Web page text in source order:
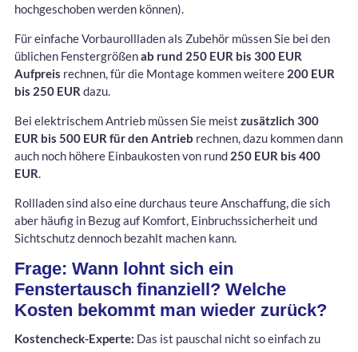
hochgeschoben werden können).
Für einfache Vorbaurollladen als Zubehör müssen Sie bei den
üblichen Fenstergrößenab rund 250 EUR bis 300 EUR
Aufpreis rechnen, für die Montage kommen weitere 200 EUR
bis 250 EUR dazu.
Bei elektrischem Antrieb müssen Sie meist zusätzlich 300
EUR bis 500 EUR für den Antrieb rechnen, dazu kommen dann
auch noch höhere Einbaukosten von rund 250 EUR bis 400
EUR.
Rollladen sind also eine durchaus teure Anschaffung, die sich
aber häufig in Bezug auf Komfort, Einbruchssicherheit und
Sichtschutz dennoch bezahlt machen kann.
Frage: Wann lohnt sich ein
Fenstertausch finanziell? Welche
Kosten bekommt man wieder zurück?
Kostencheck-Experte: Das ist pauschal nicht so einfach zu